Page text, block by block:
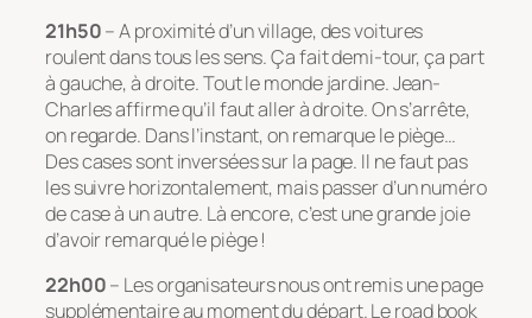
21h50– A proximité d’un village, des voitures
roulent dans tous les sens. Ça fait demi-tour, ça part
à gauche, à droite. Tout le monde jardine. Jean-
Charles affirme qu’il faut aller à droite. On s’arrête,
on regarde. Dans l’instant, on remarque le piège…
Des cases sont inversées sur la page. Il ne faut pas
les suivre horizontalement, mais passer d’un numéro
de case à un autre. Là encore, c’est une grande joie
d’avoir remarqué le piège !
22h00– Les organisateurs nous ont remis une page
supplémentaire au moment du départ. Le road book